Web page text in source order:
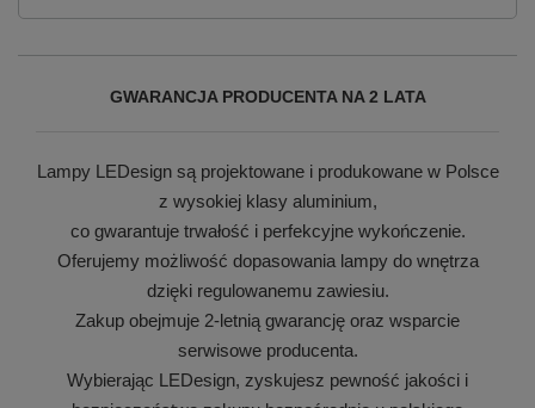
GWARANCJA PRODUCENTA NA 2 LATA
Lampy LEDesign są projektowane i produkowane w Polsce
z wysokiej klasy aluminium,
co gwarantuje trwałość i perfekcyjne wykończenie.
Oferujemy możliwość dopasowania lampy do wnętrza
dzięki regulowanemu zawiesiu.
Zakup obejmuje 2-letnią gwarancję oraz wsparcie
serwisowe producenta.
Wybierając LEDesign, zyskujesz pewność jakości i